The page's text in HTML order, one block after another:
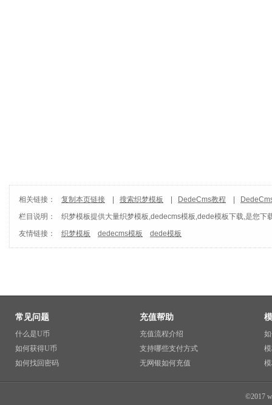
相关链接： 复制本页链接 搜索织梦模板 DedeCms教程
栏目说明：
织梦模板提供大量织梦模板,dedecms模板,dede模板下载,是您
友情链接：
织梦模板 dedecms模板 dede模板
常见问题
什么是U币
如何获得U币
如何找回密码
充值帮助
充值流程介绍
支持哪些支付方式
无网银如何充值
©2017